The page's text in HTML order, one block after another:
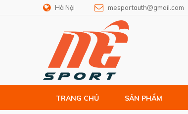
Hà Nội mesportauth@gmail.com
TRANG CHỦ SẢN PHẨM